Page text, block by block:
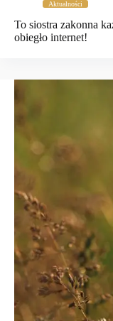
Aktualności
To siostra zakonna
obiegło internet!